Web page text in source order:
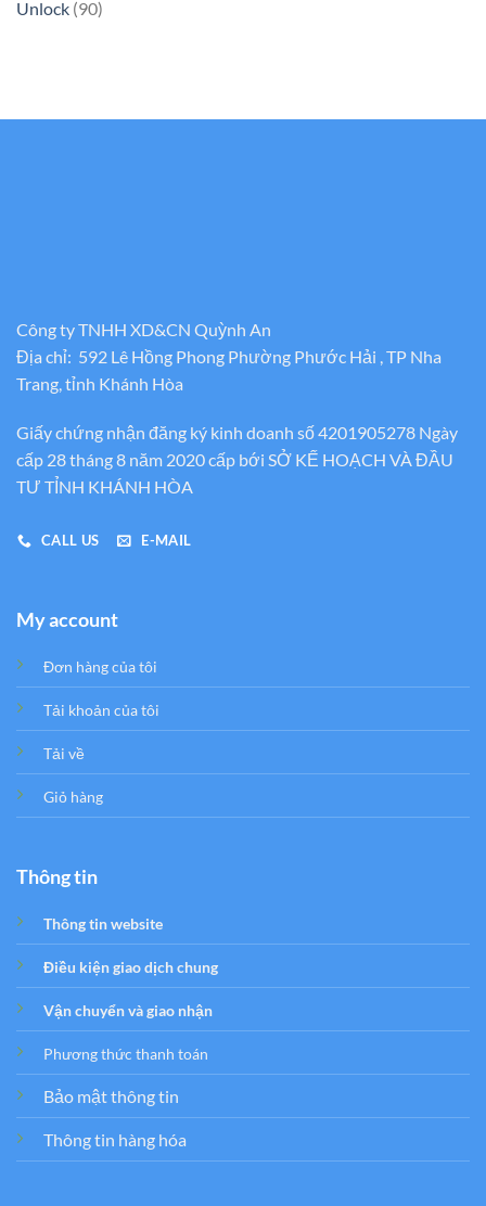
Unlock (90)
Công ty TNHH XD&CN Quỳnh An
Địa chỉ: 592 Lê Hồng Phong Phường Phước Hải , TP Nha
Trang, tỉnh Khánh Hòa
Giấy chứng nhận đăng ký kinh doanh số 4201905278 Ngày
cấp 28 tháng 8 năm 2020 cấp bới SỞ KẾ HOẠCH VÀ ĐẦU
TƯ TỈNH KHÁNH HÒA
CALL US E-MAIL
My account
Đơn hàng của tôi
Tải khoản của tôi
Tải về
Giỏ hàng
Thông tin
Thông tin website
Điều kiện giao dịch chung
Vận chuyển và giao nhận
Phương thức thanh toán
Bảo mật thông tin
Thông tin hàng hóa